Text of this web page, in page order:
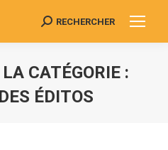
Search:
RECHERCHER
CATÉGORIE :
ÉDITOS